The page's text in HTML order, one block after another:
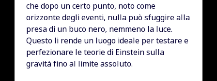
che dopo un certo punto, noto come
orizzonte degli eventi, nulla può sfuggire alla
presa di un buco nero, nemmeno la luce.
Questo li rende un luogo ideale per testare e
perfezionare le teorie di Einstein sulla
gravità fino al limite assoluto.